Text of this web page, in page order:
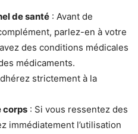
de santé : Avant de
parlez-en à votre
des conditions médicales
médicaments.
strictement à la
corps : Si vous ressentez des
immédiatement l’utilisation